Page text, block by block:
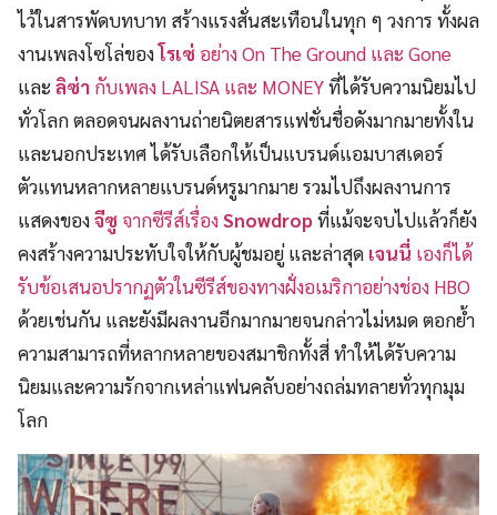
ไว้ในสารพัดบทบาท สร้างแรงสั่นสะเทือนในทุก ๆ วงการ ทั้งผล
งานเพลงโซโล่ของโรเซ่ อย่าง On The Ground และ Gone
และ ลิซ่า กับเพลง LALISA และ MONEYที่ได้รับความนิยมไป
ทั่วโลก ตลอดจนผลงานถ่ายนิตยสารแฟชั่นชื่อดังมากมายทั้งใน
และนอกประเทศ ได้รับเลือกให้เป็นแบรนด์แอมบาสเดอร์
ตัวแทนหลากหลายแบรนด์หรูมากมาย รวมไปถึงผลงานการ
แสดงของจีซู จากซีรีส์เรื่อง Snowdropที่แม้จะจบไปแล้วก็ยัง
คงสร้างความประทับใจให้กับผู้ชมอยู่ และล่าสุด เจนนี่ เองก็ได้
รับข้อเสนอปรากฏตัวในซีรีส์ของทางฝั่งอเมริกาอย่างช่อง HBO
ด้วยเช่นกัน และยังมีผลงานอีกมากมายจนกล่าวไม่หมด ตอกย้ำ
ความสามารถที่หลากหลายของสมาชิกทั้งสี่ ทำให้ได้รับความ
นิยมและความรักจากเหล่าแฟนคลับอย่างถล่มทลายทั่วทุกมุม
โลก